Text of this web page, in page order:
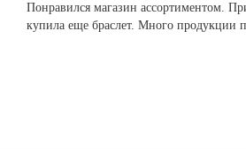
Понравился магазин ассортиментом.
купила еще браслет. Много продукции